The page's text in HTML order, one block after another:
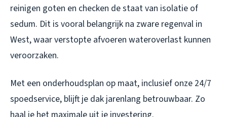
reinigen goten en checken de staat van isolatie of
sedum. Dit is vooral belangrijk na zware regenval in
West, waar verstopte afvoeren wateroverlast kunnen
veroorzaken.
Met een onderhoudsplan op maat, inclusief onze 24/7
spoedservice, blijft je dak jarenlang betrouwbaar. Zo